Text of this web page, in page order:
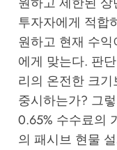
투자자에게 적합
원하고 현재 수
에게 맞는다. 판
리의 온전한 크
중시하는가? 그
0.65% 수수료의
의 패시브 현물